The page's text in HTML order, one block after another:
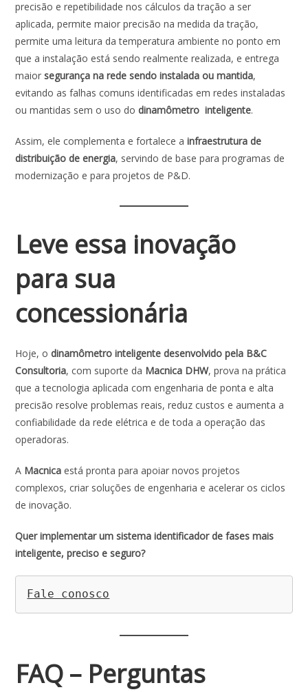
precisão e repetibilidade nos cálculos da tração a ser
aplicada, permite maior precisão na medida da tração,
permite uma leitura da temperatura ambiente no ponto em
que a instalação está sendo realmente realizada, e entrega
maiorsegurança na rede sendo instalada ou mantida,
evitando as falhas comuns identificadas em redes instaladas
ou mantidas sem o uso dodinamômetro inteligente.
Assim, ele complementa e fortalece ainfraestrutura de
distribuição de energia, servindo de base para programas de
modernização e para projetos de P&D.
Leve essa inovação
para sua
concessionária
Hoje, odinamômetro inteligente desenvolvido pela B&C
Consultoria, com suporte da Macnica DHW, prova na prática
que a tecnologia aplicada com engenharia de ponta e alta
precisão resolve problemas reais, reduz custos e aumenta a
confiabilidade da rede elétrica e de toda a operação das
operadoras.
A Macnica está pronta para apoiar novos projetos
complexos, criar soluções de engenharia e acelerar os ciclos
de inovação.
Quer implementar um sistema identificador de fases mais
inteligente, preciso e seguro?
Fale conosco
FAQ – Perguntas